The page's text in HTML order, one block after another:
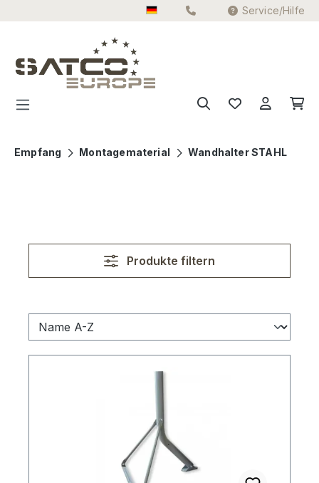
Zum Hauptinhalt springen Service/Hilfe
Empfang Montagematerial Wandhalter STAHL
Produkte filtern